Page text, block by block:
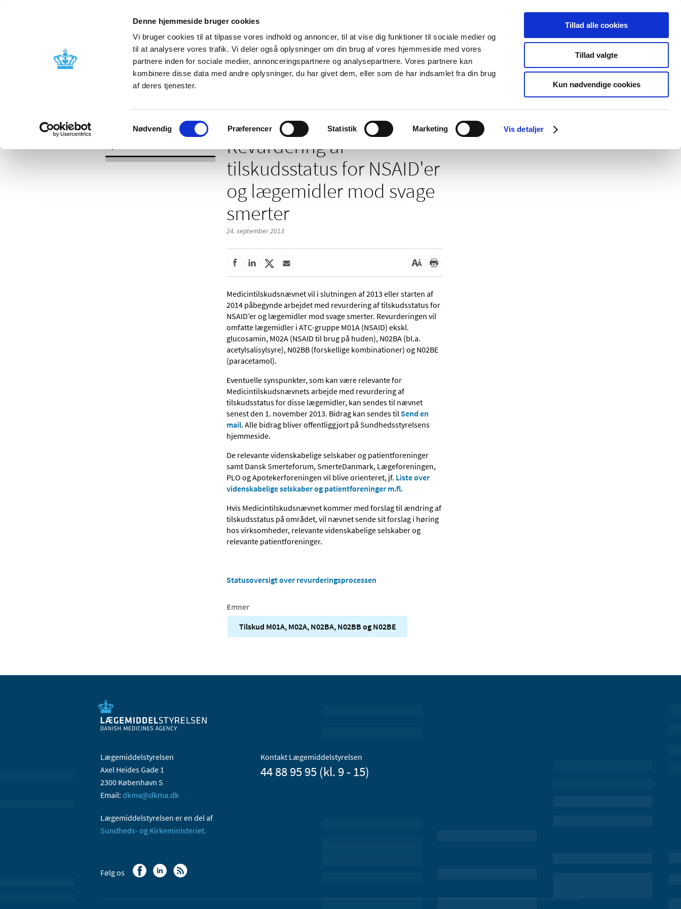
Denne hjemmeside bruger cookies
Vi bruger cookies til at tilpasse vores indhold og annoncer, til at vise dig funktioner til sociale medier og
til at analysere vores trafik. Vi deler også oplysninger om din brug af vores hjemmeside med vores
partnere inden for sociale medier, annonceringspartnere og analysepartnere. Vores partnere kan
kombinere disse data med andre oplysninger, du har givet dem, eller som de har indsamlet fra din brug
af deres tjenester.
Samtykkevalg
Nødvendig Præferencer Statistik Marketing Vis detaljer
Tillad alle cookies
Tillad valgte
Kun nødvendige cookies
Nyheder Om os Kontakt Udgivelser
Godkendelse og
Bivirkninger og
produktinformation
Tilskud og
Apoteker og salg af
Medicinsk
Særlige
produktområder
Revurdering af
tilskudsstatus for NSAID'er
og lægemidler mod svage
smerter
24. september 2013
Medicintilskudsnævnet vil i slutningen af 2013 eller starten af
2014 påbegynde arbejdet med revurdering af tilskudsstatus for
NSAID’er og lægemidler mod svage smerter. Revurderingen vil
omfatte lægemidler i ATC-gruppe M01A (NSAID) ekskl.
glucosamin, M02A (NSAID til brug på huden), N02BA (bl.a.
acetylsalisylsyre), N02BB (forskellige kombinationer) og N02BE
(paracetamol).
Eventuelle synspunkter, som kan være relevante for
Medicintilskudsnævnets arbejde med revurdering af
tilskudsstatus for disse lægemidler, kan sendes til nævnet
senest den 1. november 2013. Bidrag kan sendes tilSend en
mail. Alle bidrag bliver offentliggjort på Sundhedsstyrelsens
hjemmeside.
De relevante videnskabelige selskaber og patientforeninger
samt Dansk Smerteforum, SmerteDanmark, Lægeforeningen,
PLO og Apotekerforeningen vil blive orienteret, jf. Liste over
videnskabelige selskaber og patientforeninger m.fl.
Hvis Medicintilskudsnævnet kommer med forslag til ændring af
tilskudsstatus på området, vil nævnet sende sit forslag i høring
hos virksomheder, relevante videnskabelige selskaber og
relevante patientforeninger.
Statusoversigt over revurderingsprocessen
Emner
Tilskud M01A, M02A, N02BA, N02BB og N02BE
Lægemiddelstyrelsen
Axel Heides Gade 1
2300 København S
Email: dkma@dkma.dk
Lægemiddelstyrelsen er en del af
Sundheds- og Kirkeministeriet.
Kontakt Lægemiddelstyrelsen
44 88 95 95 (kl. 9 - 15)
Følg os